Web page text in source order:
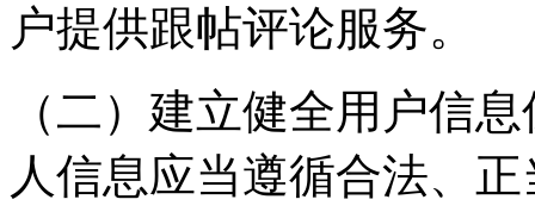
户提供跟帖评论服务。
（二）建立健全用户信
人信息应当遵循合法、